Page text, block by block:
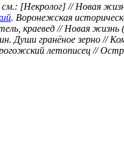
см.: [Некролог] // Новая
. Воронежская
краевед // Новая
Души гранёное зерно //
летописец //